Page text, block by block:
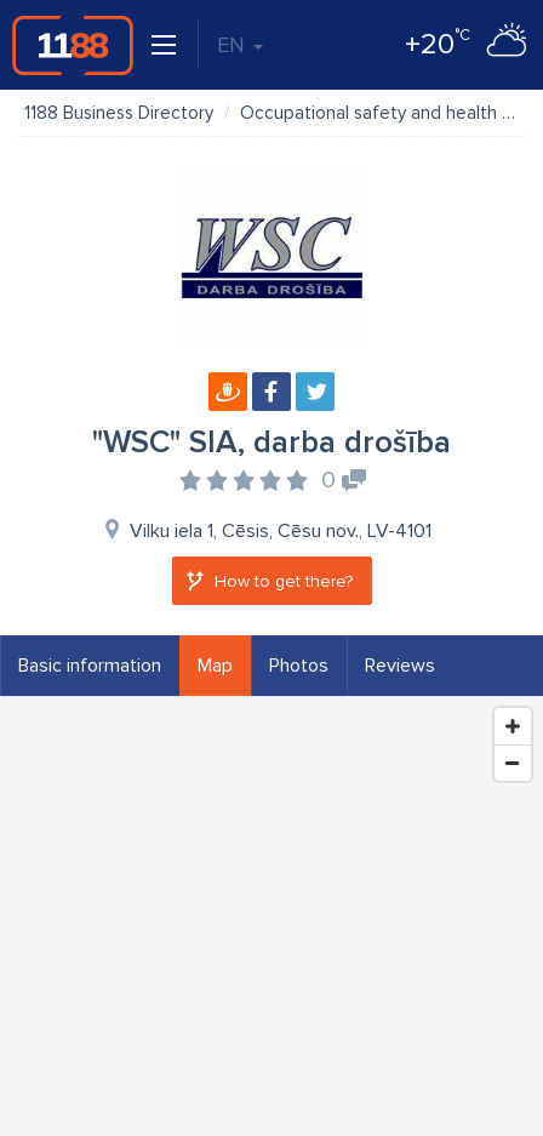
EN +20°C
1188 Business Directory Occupational safety and health
"WSC" SIA, darba drošība
0
Vilku iela 1, Cēsis, Cēsu nov., LV-4101
How to get there?
Basic information Map Photos Reviews